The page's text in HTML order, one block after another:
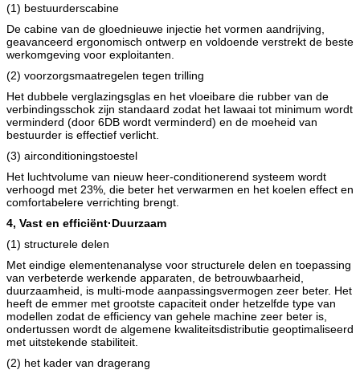
(1) bestuurderscabine
De cabine van de gloednieuwe injectie het vormen aandrijving,
geavanceerd ergonomisch ontwerp en voldoende verstrekt de beste
werkomgeving voor exploitanten.
(2) voorzorgsmaatregelen tegen trilling
Het dubbele verglazingsglas en het vloeibare die rubber van de
verbindingsschok zijn standaard zodat het lawaai tot minimum wordt
verminderd (door 6DB wordt verminderd) en de moeheid van
bestuurder is effectief verlicht.
(3) airconditioningstoestel
Het luchtvolume van nieuw heer-conditionerend systeem wordt
verhoogd met 23%, die beter het verwarmen en het koelen effect en
comfortabelere verrichting brengt.
4, Vast en efficiënt·Duurzaam
(1) structurele delen
Met eindige elementenanalyse voor structurele delen en toepassing
van verbeterde werkende apparaten, de betrouwbaarheid,
duurzaamheid, is multi-mode aanpassingsvermogen zeer beter. Het
heeft de emmer met grootste capaciteit onder hetzelfde type van
modellen zodat de efficiency van gehele machine zeer beter is,
ondertussen wordt de algemene kwaliteitsdistributie geoptimaliseerd
met uitstekende stabiliteit.
(2) het kader van dragerang